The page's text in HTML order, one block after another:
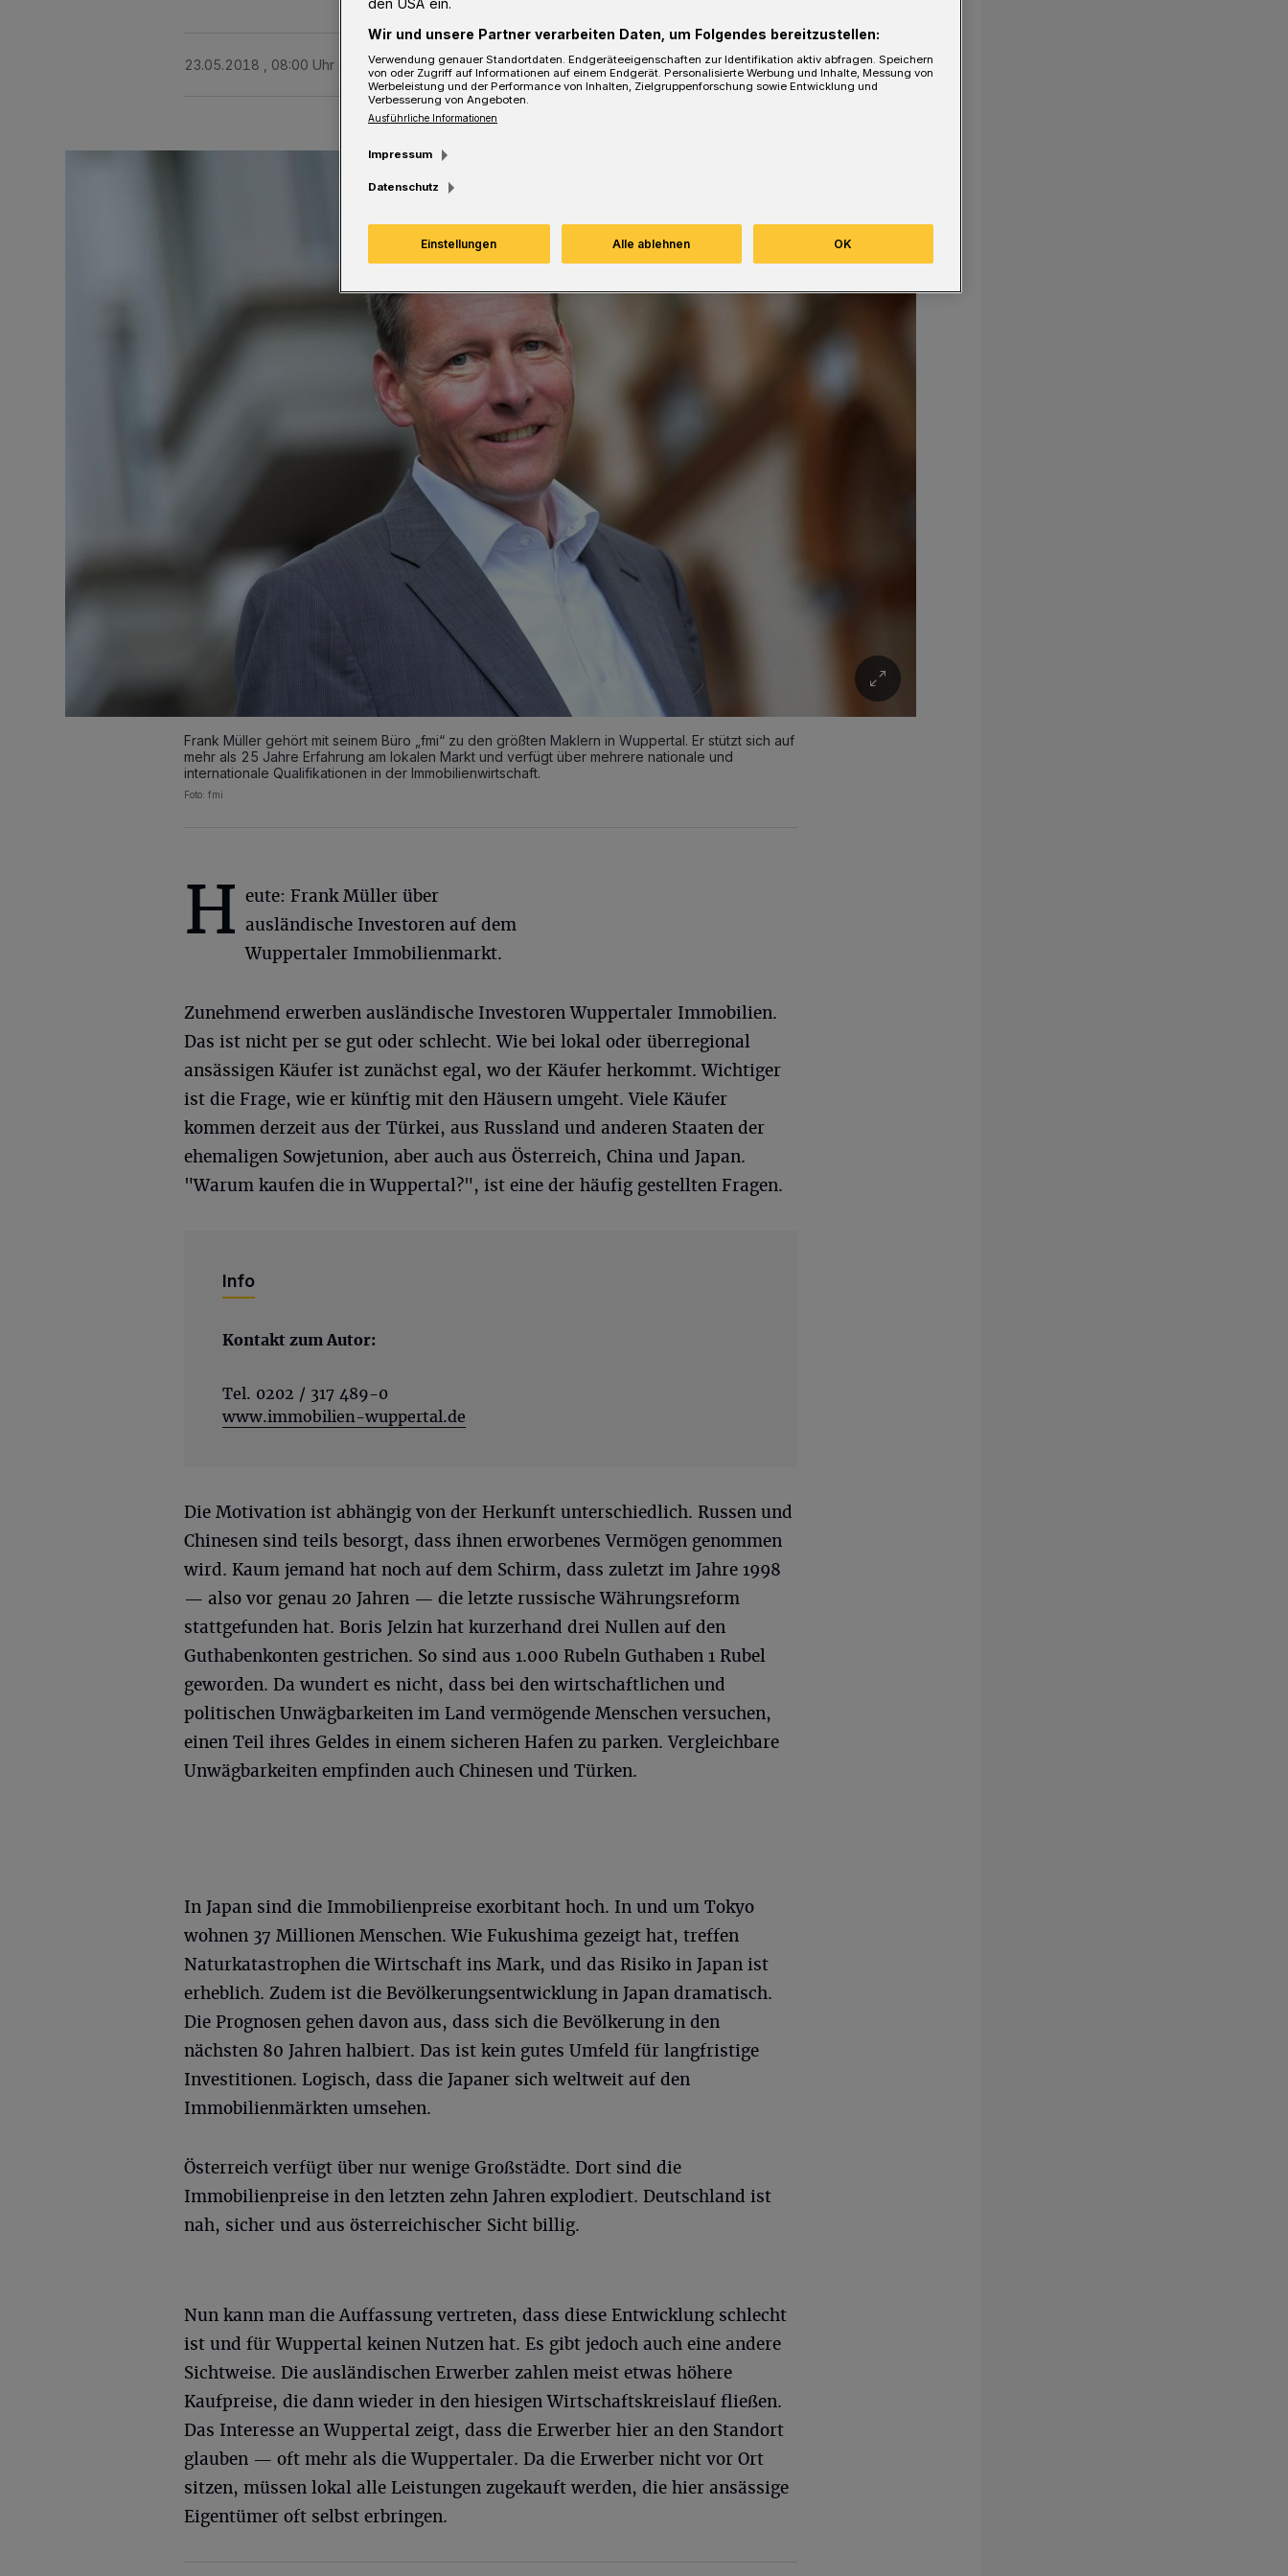
23.05.2018 , 08:00 Uhr 2 Minuten Lesezeit
Frank Müller gehört mit seinem Büro „fmi“ zu den größten Maklern in Wuppertal. Er stützt sich auf
mehr als 25 Jahre Erfahrung am lokalen Markt und verfügt über mehrere nationale und
internationale Qualifikationen in der Immobilienwirtschaft.
Foto: fmi
H eute: Frank Müller über
ausländische Investoren auf dem
Wuppertaler Immobilienmarkt.
Zunehmend erwerben ausländische Investoren Wuppertaler Immobilien.
Das ist nicht per se gut oder schlecht. Wie bei lokal oder überregional
ansässigen Käufer ist zunächst egal, wo der Käufer herkommt. Wichtiger
ist die Frage, wie er künftig mit den Häusern umgeht. Viele Käufer
kommen derzeit aus der Türkei, aus Russland und anderen Staaten der
ehemaligen Sowjetunion, aber auch aus Österreich, China und Japan.
"Warum kaufen die in Wuppertal?", ist eine der häufig gestellten Fragen.
Info
Kontakt zum Autor:
Tel. 0202 / 317 489-0
www.immobilien-wuppertal.de
Die Motivation ist abhängig von der Herkunft unterschiedlich. Russen und
Chinesen sind teils besorgt, dass ihnen erworbenes Vermögen genommen
wird. Kaum jemand hat noch auf dem Schirm, dass zuletzt im Jahre 1998
— also vor genau 20 Jahren — die letzte russische Währungsreform
stattgefunden hat. Boris Jelzin hat kurzerhand drei Nullen auf den
Guthabenkonten gestrichen. So sind aus 1.000 Rubeln Guthaben 1 Rubel
geworden. Da wundert es nicht, dass bei den wirtschaftlichen und
politischen Unwägbarkeiten im Land vermögende Menschen versuchen,
einen Teil ihres Geldes in einem sicheren Hafen zu parken. Vergleichbare
Unwägbarkeiten empfinden auch Chinesen und Türken.
In Japan sind die Immobilienpreise exorbitant hoch. In und um Tokyo
wohnen 37 Millionen Menschen. Wie Fukushima gezeigt hat, treffen
Naturkatastrophen die Wirtschaft ins Mark, und das Risiko in Japan ist
erheblich. Zudem ist die Bevölkerungsentwicklung in Japan dramatisch.
Die Prognosen gehen davon aus, dass sich die Bevölkerung in den
nächsten 80 Jahren halbiert. Das ist kein gutes Umfeld für langfristige
Investitionen. Logisch, dass die Japaner sich weltweit auf den
Immobilienmärkten umsehen.
Österreich verfügt über nur wenige Großstädte. Dort sind die
Immobilienpreise in den letzten zehn Jahren explodiert. Deutschland ist
nah, sicher und aus österreichischer Sicht billig.
Nun kann man die Auffassung vertreten, dass diese Entwicklung schlecht
ist und für Wuppertal keinen Nutzen hat. Es gibt jedoch auch eine andere
Sichtweise. Die ausländischen Erwerber zahlen meist etwas höhere
Kaufpreise, die dann wieder in den hiesigen Wirtschaftskreislauf fließen.
Das Interesse an Wuppertal zeigt, dass die Erwerber hier an den Standort
glauben — oft mehr als die Wuppertaler. Da die Erwerber nicht vor Ort
sitzen, müssen lokal alle Leistungen zugekauft werden, die hier ansässige
Eigentümer oft selbst erbringen.
den USA ein.
Wir und unsere Partner verarbeiten Daten, um Folgendes bereitzustellen:
Verwendung genauer Standortdaten. Endgeräteeigenschaften zur Identifikation aktiv abfragen. Speichern
von oder Zugriff auf Informationen auf einem Endgerät. Personalisierte Werbung und Inhalte, Messung von
Werbeleistung und der Performance von Inhalten, Zielgruppenforschung sowie Entwicklung und
Verbesserung von Angeboten.
Ausführliche Informationen
Impressum
Datenschutz
Einstellungen Alle ablehnen OK